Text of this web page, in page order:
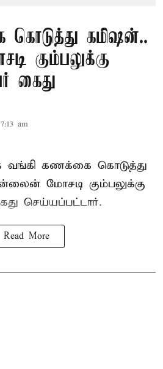
கமிஷன்..
கும்பலுக்கு
கைது
am
வங்கி கணக்கை கொடுத்து
மோசடி கும்பலுக்கு
செய்யப்பட்டார்.
Read More